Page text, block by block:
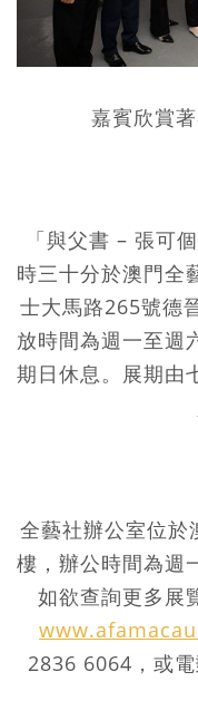
嘉賓欣賞
「與父書 – 張可
時三十分於澳門全
士大馬路265號德
放時間為週一至週
期日休息。展期由
全藝社辦公室位於
樓，辦公時間為週
如欲查詢更多展
2836 6064，或